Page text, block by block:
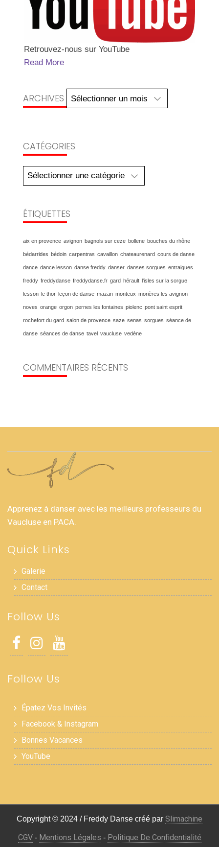
Retrouvez-nous sur YouTube
Read More
ARCHIVES
Archives
CATÉGORIES
Catégories
ÉTIQUETTES
aix en provence avignon bagnols sur ceze bollene bouches du rhône
bédarrides bédoin carpentras cavaillon chateaurenard cours de danse
dance dance lesson danse freddy danser danses sorgues entraigues
freddy freddydanse freddydanse.fr gard hérault l'isles sur la sorgue
lesson le thor leçon de danse mazan monteux morières les avignon
noves orange orgon pernes les fontaines piolenc pont saint esprit
rochefort du gard salon de provence saze senas sorgues séance de
danse séances de danse tavel vaucluse vedène
COMMENTAIRES RÉCENTS
Apprenez à danser avec les meilleurs professeurs du
Vaucluse en PACA.
Quick Links
Galerie
Contact
Follow Us
Follow Us
Épatez Vos Invités
Facebook & Instagram
Bonnes Vacances
YouTube
Copyright © 2024 / Freddy Danse créé par Slimachine
CGV- Mentions Légales - Politique De Confidentialité